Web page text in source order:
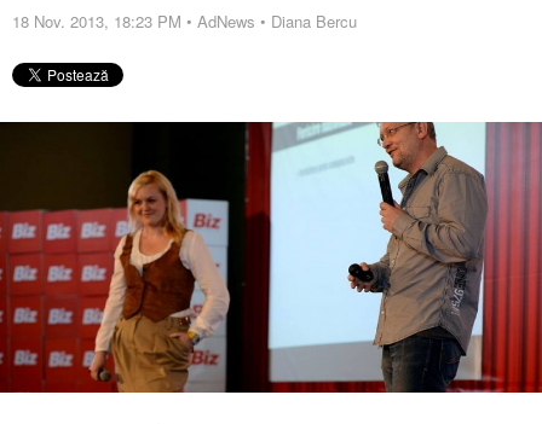
18 Nov. 2013, 18:23 PM • AdNews • Diana Bercu